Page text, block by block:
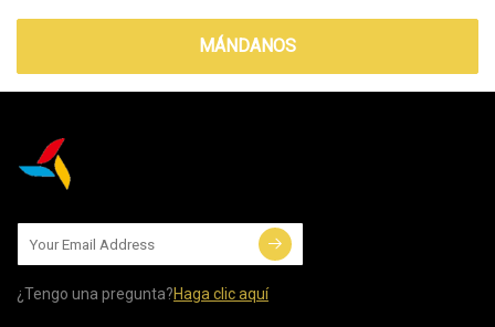
MÁNDANOS
¿Tengo una pregunta?Haga clic aquí